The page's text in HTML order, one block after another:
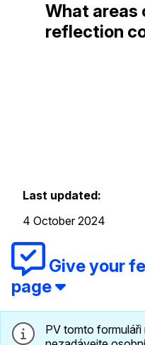
What areas
reflection
Last updated:
4 October 2024
Give your
page
PV tomto